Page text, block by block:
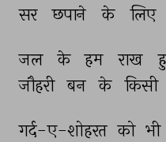
सर
छपाने के लिए
जल के हम राख
जौहरी बन के किसी
गर्द-ए-शोहरत को भी